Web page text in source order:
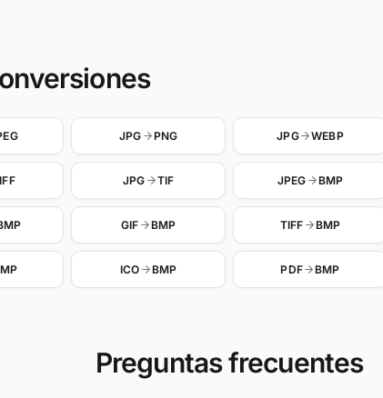
JPG PNG JPG WEBP
JPG TIF JPEG BMP
GIF BMP TIFF BMP
ICO BMP PDF BMP
Preguntas frecuentes